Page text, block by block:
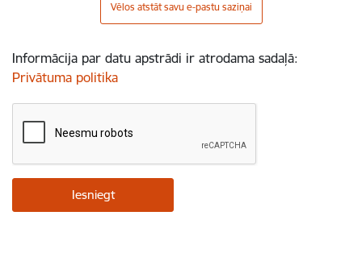
Vēlos atstāt savu e-pastu saziņai
Informācija par datu apstrādi ir atrodama sadaļā:
Privātuma politika